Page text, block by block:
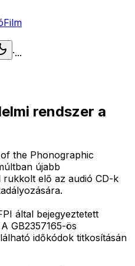
Film
·...
rendszer a
the Phonographic
újabb
rukkolt elő az audió CD-k
által bejegyeztetett
GB2357165-ös
időkódok titkosításán